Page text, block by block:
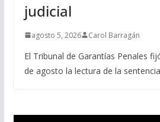
judicial
agosto 5, 2026 Carol Barragán
El Tribunal de Garantías Penales
de agosto la lectura de la